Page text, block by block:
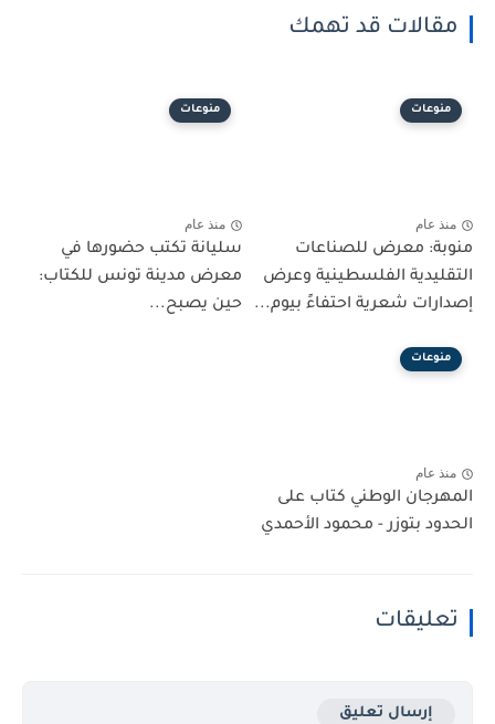
مقالات قد تهمك
منوعات
منذ عام
منوبة: معرض للصناعات
التقليدية الفلسطينية وعرض
إصدارات شعرية احتفاءً بيوم...
منوعات
منذ عام
سليانة تكتب حضورها في
معرض مدينة تونس للكتاب:
حين يصبح...
منوعات
منذ عام
المهرجان الوطني كتاب على
الحدود بتوزر - محمود الأحمدي
تعليقات
إرسال تعليق